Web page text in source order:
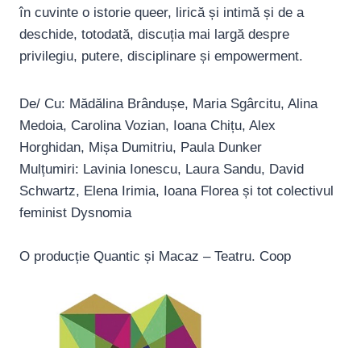
în cuvinte o istorie queer, lirică și intimă și de a
deschide, totodată, discuția mai largă despre
privilegiu, putere, disciplinare și empowerment.
De/ Cu: Mădălina Brândușe, Maria Sgârcitu, Alina
Medoia, Carolina Vozian, Ioana Chițu, Alex
Horghidan, Mișa Dumitriu, Paula Dunker
Mulțumiri: Lavinia Ionescu, Laura Sandu, David
Schwartz, Elena Irimia, Ioana Florea și tot colectivul
feminist Dysnomia
O producție Quantic și Macaz – Teatru. Coop